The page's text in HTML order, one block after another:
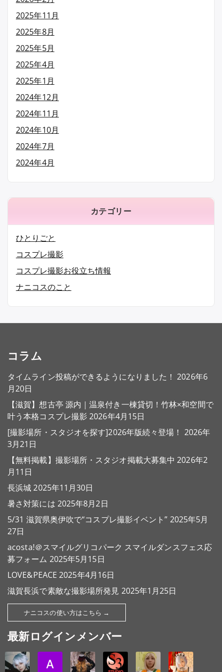
2025年11月
2025年8月
2025年5月
2025年4月
2025年1月
2024年12月
2024年11月
2024年10月
2024年7月
2024年4月
カテゴリー
ひとりごと
コスプレ撮影
コスプレ撮影お役立ち情報
ナニコスのこと
コラム
タイムライン投稿ができるようになりました！ 2026年6
月20日
【滋賀】想古亭 源内｜温泉付き一棟貸切！竹林×和空間で
叶う本格コスプレ撮影 2026年4月15日
[撮影場所・スタジオを探す]2026年版続々登場！ 2026年
3月21日
【無料掲載】撮影場所・スタジオ掲載大募集中 2026年2
月11日
長浜城 2025年11月30日
暑さ対策には 2025年8月2日
5/31 滋賀県奥伊吹で“コスプレ撮影イベント” 2025年5月
27日
acosta!＠スマイルグリコパーク スマイルダンスフェス応
募フォーム 2025年5月15日
LOVE&PEACE 2025年4月16日
滋賀長浜で素敵な撮影場所発見 2025年1月25日
ナニコスの使い方はこちら →
最新ログインメンバー